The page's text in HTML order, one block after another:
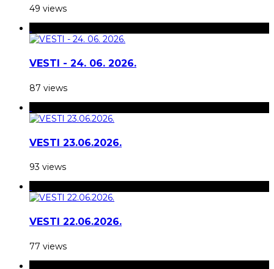
49 views
VESTI - 24. 06. 2026.
87 views
VESTI 23.06.2026.
93 views
VESTI 22.06.2026.
77 views